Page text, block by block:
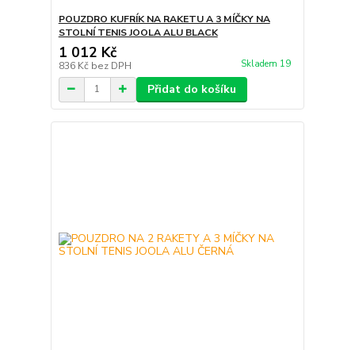
POUZDRO KUFRÍK NA RAKETU A 3 MÍČKY NA
STOLNÍ TENIS JOOLA ALU BLACK
1 012 Kč
836 Kč bez DPH Skladem 19
Přidat do košíku